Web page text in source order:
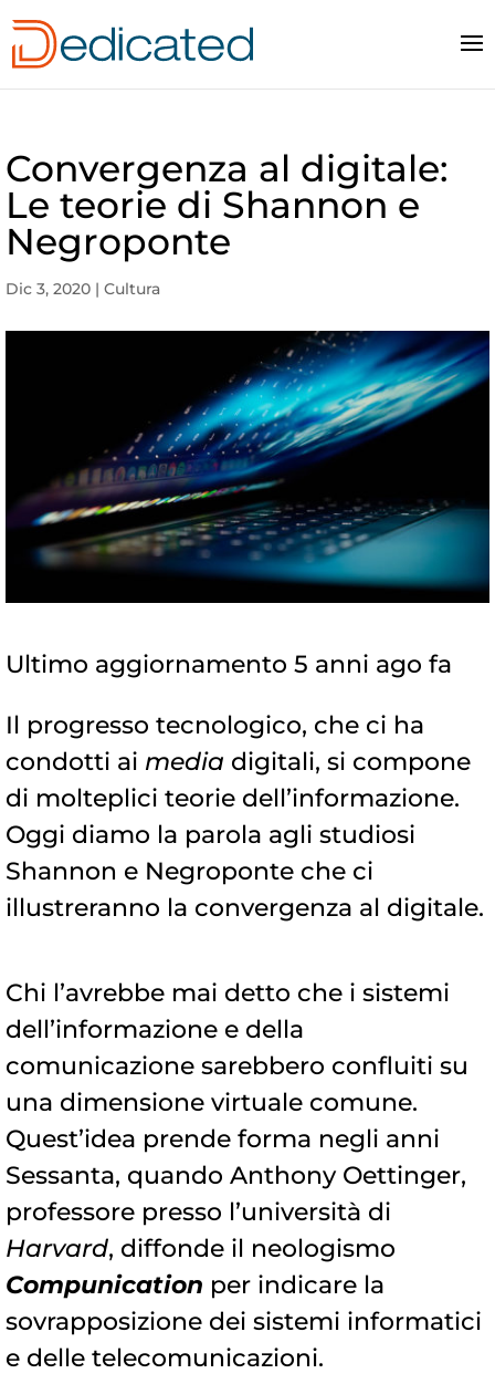
Convergenza al digitale:
Le teorie di Shannon e
Negroponte
Dic 3, 2020 | Cultura
Ultimo aggiornamento 5 anni ago fa
Il progresso tecnologico, che ci ha
condotti ai media digitali, si compone
di molteplici teorie dell’informazione.
Oggi diamo la parola agli studiosi
Shannon e Negroponte che ci
illustreranno la convergenza al digitale.
Chi l’avrebbe mai detto che i sistemi
dell’informazione e della
comunicazione sarebbero confluiti su
una dimensione virtuale comune.
Quest’idea prende forma negli anni
Sessanta, quando Anthony Oettinger,
professore presso l’università di
Harvard, diffonde il neologismo
Compunication per indicare la
sovrapposizione dei sistemi informatici
e delle telecomunicazioni.